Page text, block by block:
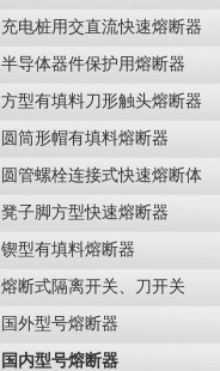
充电桩用交直流快速熔断器
半导体器件保护用熔断器
方型有填料刀形触头熔断器
圆筒形帽有填料熔断器
圆管螺栓连接式快速熔断体
凳子脚方型快速熔断器
锲型有填料熔断器
熔断式隔离开关、刀开关
国外型号熔断器
国内型号熔断器